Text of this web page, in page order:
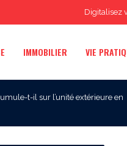
Digitalisez
IMMOBILIER VIE
t-il sur l’unité extérieure en